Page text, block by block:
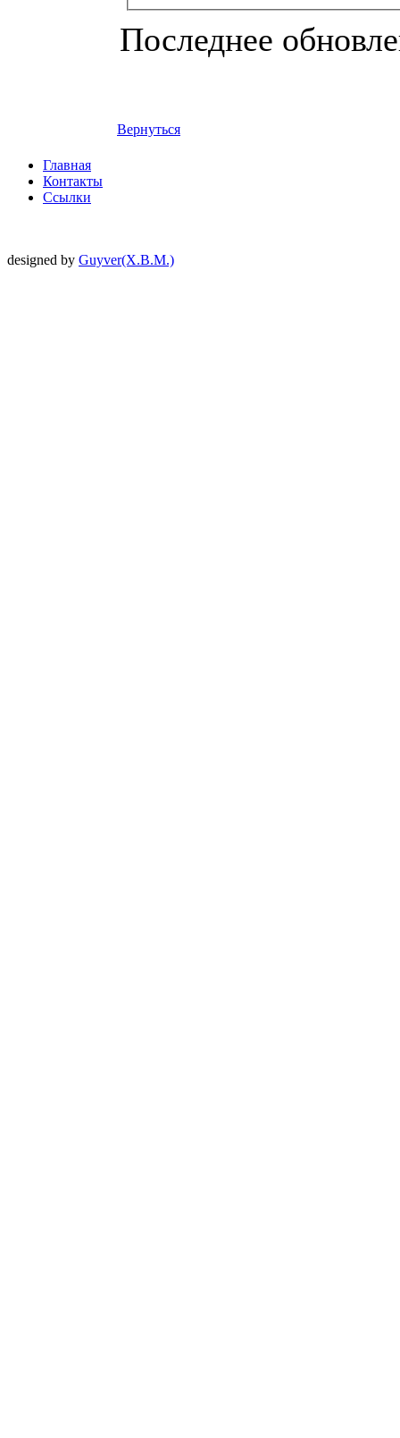
Последнее
Вернуться
Главная
Контакты
Ссылки
designed by Guyver(X.B.M.)